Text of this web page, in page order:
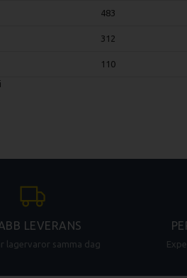
483
312
110
LEVERANS
lagervaror samma dag